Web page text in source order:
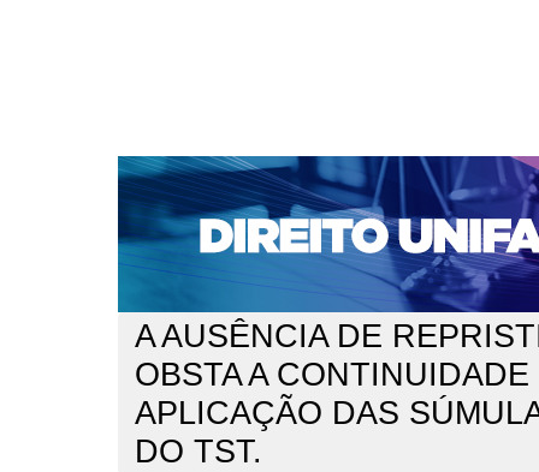
CAPA SOBRE ACESSO CADASTRO
NOTÍCIAS
EDIÇÕES DE Nº 1 A 100 WEBMAIL
Capa>n. 162 (2013) > Pereira Melo Miguel
A AUSÊNCIA DE
OBSTA A CONTINUIDADE
APLICAÇÃO DAS
DO TST.